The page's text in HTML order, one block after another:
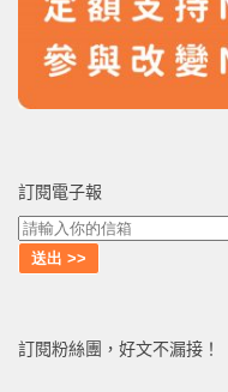
訂閱電子報
訂閱粉絲團，好文不漏接！